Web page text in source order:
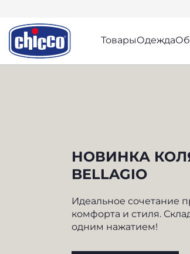
ТоварыОдежда
НОВИНКА
BELLAGIO
Идеальное сочетание
комфорта и стиля.
одним нажатием!